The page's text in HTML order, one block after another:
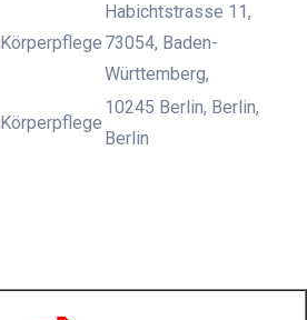
Körperpflege
Habichtstrasse 11,
73054, Baden-
Württemberg,
Körperpflege
10245 Berlin, Berlin,
Berlin